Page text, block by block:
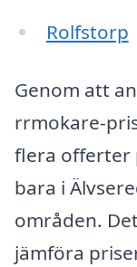
Rolfstorp
Genom att
rrmokare-
flera offerter
bara i
områden.
jämföra